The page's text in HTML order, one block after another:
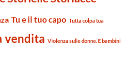
Tu e il tuo capo Tutta colpa tua
vendita Violenza sulle donne. E bambini